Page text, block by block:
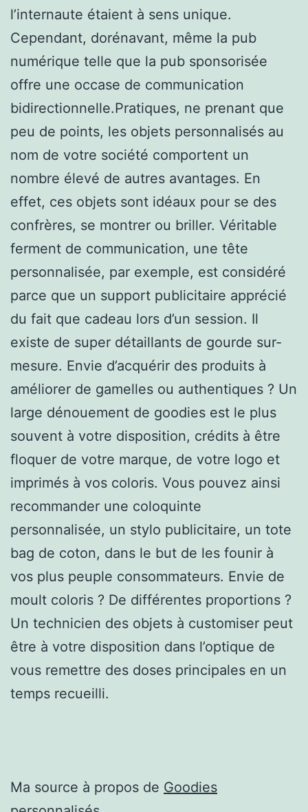
l’internaute étaient à sens unique.
Cependant, dorénavant, même la pub
numérique telle que la pub sponsorisée
offre une occase de communication
bidirectionnelle.Pratiques, ne prenant que
peu de points, les objets personnalisés au
nom de votre société comportent un
nombre élevé de autres avantages. En
effet, ces objets sont idéaux pour se des
confrères, se montrer ou briller. Véritable
ferment de communication, une tête
personnalisée, par exemple, est considéré
parce que un support publicitaire apprécié
du fait que cadeau lors d’un session. Il
existe de super détaillants de gourde sur-
mesure. Envie d’acquérir des produits à
améliorer de gamelles ou authentiques ? Un
large dénouement de goodies est le plus
souvent à votre disposition, crédits à être
floquer de votre marque, de votre logo et
imprimés à vos coloris. Vous pouvez ainsi
recommander une coloquinte
personnalisée, un stylo publicitaire, un tote
bag de coton, dans le but de les founir à
vos plus peuple consommateurs. Envie de
moult coloris ? De différentes proportions ?
Un technicien des objets à customiser peut
être à votre disposition dans l’optique de
vous remettre des doses principales en un
temps recueilli.
Ma source à propos de Goodies